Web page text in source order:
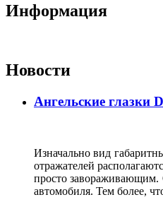
Информация
Новости
Ангельские глазки
Изначально вид
отражателей
просто завораживающим.
автомобиля. Тем более,